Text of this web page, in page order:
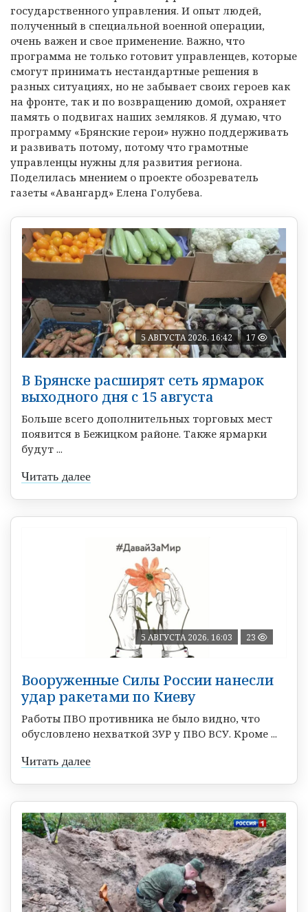
государственного управления. И опыт людей,
полученный в специальной военной операции,
очень важен и свое применение. Важно, что
программа не только готовит управленцев, которые
смогут принимать нестандартные решения в
разных ситуациях, но не забывает своих героев как
на фронте, так и по возвращению домой, охраняет
память о подвигах наших земляков. Я думаю, что
программу «Брянские герои» нужно поддерживать
и развивать потому, потому что грамотные
управленцы нужны для развития региона.
Поделилась мнением о проекте обозреватель
газеты «Авангард» Елена Голубева.
5 АВГУСТА 2026, 16:42 17
В Брянске расширят сеть ярмарок
выходного дня с 15 августа
Больше всего дополнительных торговых мест
появится в Бежицком районе. Также ярмарки
будут ...
Читать далее
5 АВГУСТА 2026, 16:03 23
Вооруженные Силы России нанесли
удар ракетами по Киеву
Работы ПВО противника не было видно, что
обусловлено нехваткой ЗУР у ПВО ВСУ. Кроме ...
Читать далее